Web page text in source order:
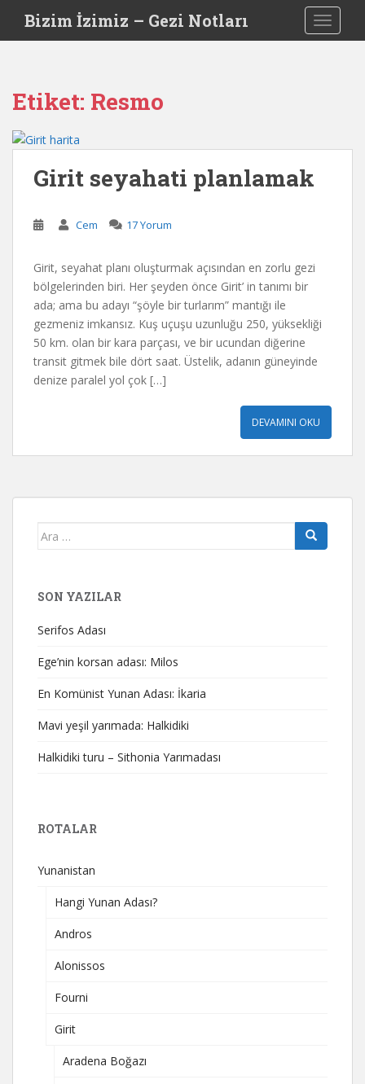
i
Bizim İzimiz – Gezi Notları
Etiket: Resmo
Girit seyahati planlamak
Cem 17 Yorum
Girit, seyahat planı oluşturmak açısından en zorlu gezi
bölgelerinden biri. Her şeyden önce Girit’ in tanımı bir
ada; ama bu adayı “şöyle bir turlarım” mantığı ile
gezmeniz imkansız. Kuş uçuşu uzunluğu 250, yüksekliği
50 km. olan bir kara parçası, ve bir ucundan diğerine
transit gitmek bile dört saat. Üstelik, adanın güneyinde
denize paralel yol çok […]
DEVAMINI OKU
Arama
SON YAZILAR
Serifos Adası
Ege’nin korsan adası: Milos
En Komünist Yunan Adası: İkaria
Mavi yeşil yarımada: Halkidiki
Halkidiki turu – Sithonia Yarımadası
ROTALAR
Yunanistan
Hangi Yunan Adası?
Andros
Alonissos
Fourni
Girit
Aradena Boğazı